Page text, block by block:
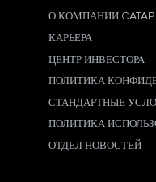
О КОМПАНИИ
КАРЬЕРА
ЦЕНТР ИНВЕСТОРА
ПОЛИТИКА
СТАНДАРТНЫЕ
ПОЛИТИКА
ОТДЕЛ НОВОСТЕЙ